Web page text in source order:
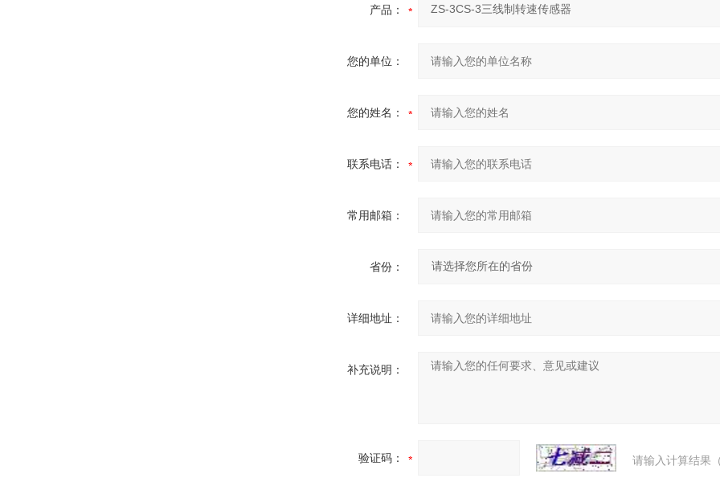
产品：
您的单位：
您的姓名：
联系电话：
常用邮箱：
省份：
详细地址：
补充说明：
验证码： 请输入计算结果